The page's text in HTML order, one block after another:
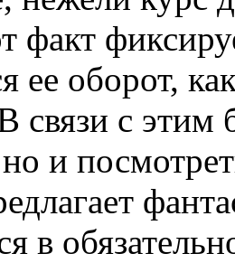
факт
ее оборот,
связи с этим
и
в